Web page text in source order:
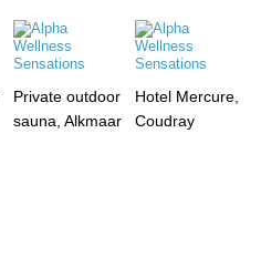
Private outdoor
sauna, Alkmaar
Hotel Mercure,
Coudray